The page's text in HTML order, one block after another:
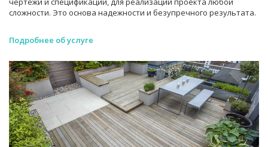
сложности. Это основа надежности и безупречного результата.
Подробнее об услуге